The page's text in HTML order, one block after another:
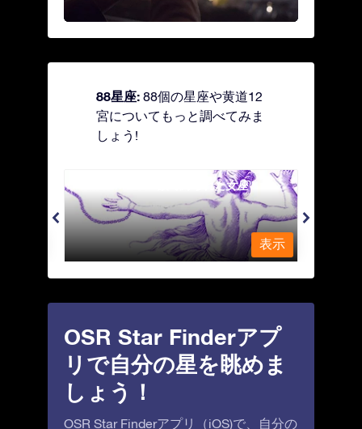
88星座: 88個の星座や黄道12
宮についてもっと調べてみま
しょう!
Andromeda - 鎖で縛られた女座
表示
OSR Star Finderアプ
リで自分の星を眺めま
しょう！
OSR Star Finderアプリ（iOS)で、自分の